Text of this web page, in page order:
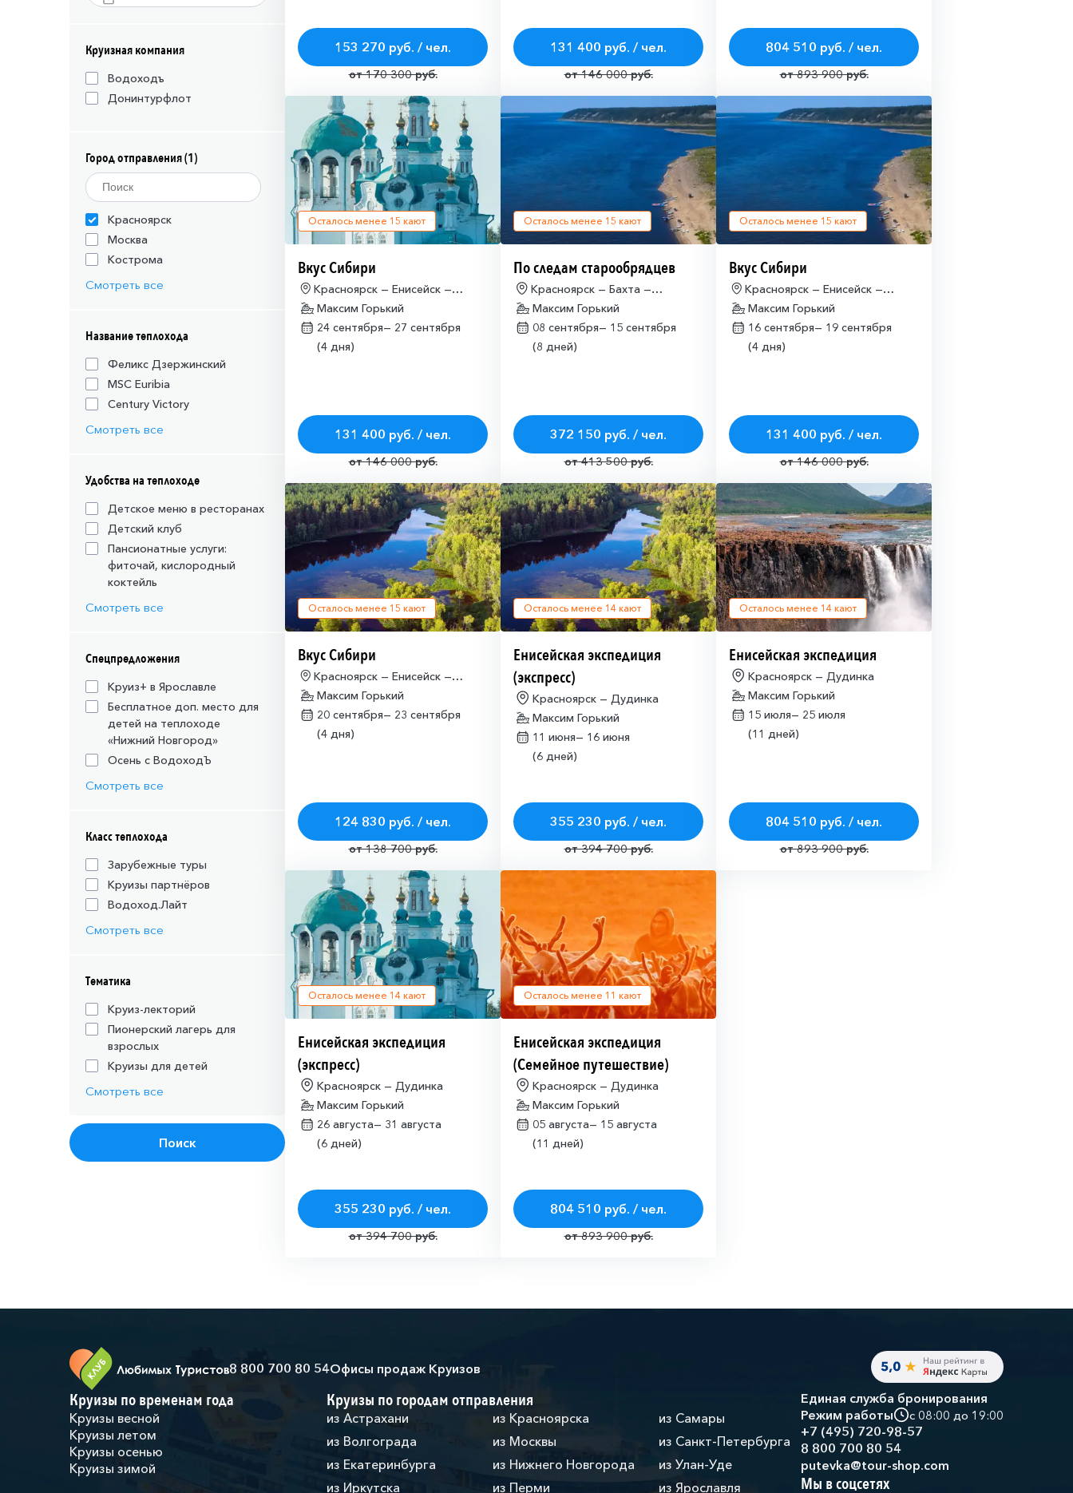
Круизная компания
Водоходъ
Донинтурфлот
Город отправления (1)
Красноярск
Москва
Кострома
Смотреть все
Название теплохода
Феликс Дзержинский
MSC Euribia
Century Victory
Смотреть все
Удобства на теплоходе
Детское меню в ресторанах
Детский клуб
Пансионатные услуги:
фиточай, кислородный
коктейль
Смотреть все
Спецпредложения
Круиз+ в Ярославле
Бесплатное доп. место для
детей на теплоходе
«Нижний Новгород»
Осень с ВодоходЪ
Смотреть все
Класс теплохода
Зарубежные туры
Круизы партнёров
Водоход.Лайт
Смотреть все
Тематика
Круиз-лекторий
Пионерский лагерь для
взрослых
Круизы для детей
Смотреть все
Поиск
153 270 руб. / чел.
от 170 300 руб.
131 400 руб. / чел.
от 146 000 руб.
804 510 руб. / чел.
от 893 900 руб.
Осталось менее 15 кают
Вкус Сибири
Красноярск — Енисейск —
Красноярск
Максим Горький
24 сентября— 27 сентября
(4 дня)
131 400 руб. / чел.
от 146 000 руб.
Осталось менее 15 кают
По следам старообрядцев
Красноярск — Бахта —
Красноярск
Максим Горький
08 сентября— 15 сентября
(8 дней)
372 150 руб. / чел.
от 413 500 руб.
Осталось менее 15 кают
Вкус Сибири
Красноярск — Енисейск —
Красноярск
Максим Горький
16 сентября— 19 сентября
(4 дня)
131 400 руб. / чел.
от 146 000 руб.
Осталось менее 15 кают
Вкус Сибири
Красноярск — Енисейск —
Красноярск
Максим Горький
20 сентября— 23 сентября
(4 дня)
124 830 руб. / чел.
от 138 700 руб.
Осталось менее 14 кают
Енисейская экспедиция
(экспресс)
Красноярск — Дудинка
Максим Горький
11 июня— 16 июня
(6 дней)
355 230 руб. / чел.
от 394 700 руб.
Осталось менее 14 кают
Енисейская экспедиция
Красноярск — Дудинка
Максим Горький
15 июля— 25 июля
(11 дней)
804 510 руб. / чел.
от 893 900 руб.
Осталось менее 14 кают
Енисейская экспедиция
(экспресс)
Красноярск — Дудинка
Максим Горький
26 августа— 31 августа
(6 дней)
355 230 руб. / чел.
от 394 700 руб.
Осталось менее 11 кают
Енисейская экспедиция
(Семейное путешествие)
Красноярск — Дудинка
Максим Горький
05 августа— 15 августа
(11 дней)
804 510 руб. / чел.
от 893 900 руб.
8 800 700 80 54Офисы продаж Круизов
Круизы по временам года
Круизы весной
Круизы летом
Круизы осенью
Круизы зимой
Круизы по городам отправления
из Астрахани
из Волгограда
из Екатеринбурга
из Иркутска
из Красноярска
из Москвы
из Нижнего Новгорода
из Перми
из Самары
из Санкт-Петербурга
из Улан-Уде
из Ярославля
Единая служба бронирования
Режим работы
с 08:00 до 19:00
+7 (495) 720-98-57
8 800 700 80 54
putevka@tour-shop.com
Мы в соцсетях